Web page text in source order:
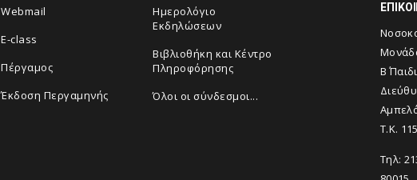
Webmail
E-class
Πέργαμος
Έκδοση Περγαμηνής
Ημερολόγιο
Εκδηλώσεων
Βιβλιοθήκη και Κέντρο
Πληροφόρησης
Όλοι οι σύνδεσμοι...
Β΄
Τ.Κ.
Τηλ: